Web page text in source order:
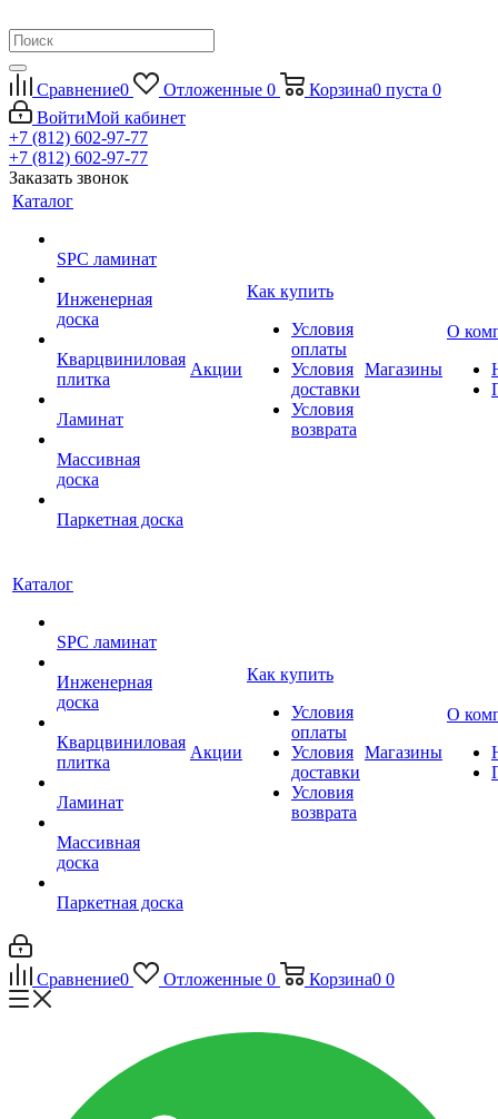
Сравнение0 Отложенные 0 Корзина0 пуста 0
ВойтиМой кабинет
+7 (812) 602-97-77
+7 (812) 602-97-77
Заказать звонок
Каталог
SPC ламинат
Инженерная
доска
Кварцвиниловая
плитка
Ламинат
Массивная
доска
Паркетная доска
Акции
Как купить
Условия
оплаты
Условия
доставки
Условия
возврата
Магазины
О
Каталог
SPC ламинат
Инженерная
доска
Кварцвиниловая
плитка
Ламинат
Массивная
доска
Паркетная доска
Акции
Как купить
Условия
оплаты
Условия
доставки
Условия
возврата
Магазины
О
Сравнение0 Отложенные 0 Корзина0 0